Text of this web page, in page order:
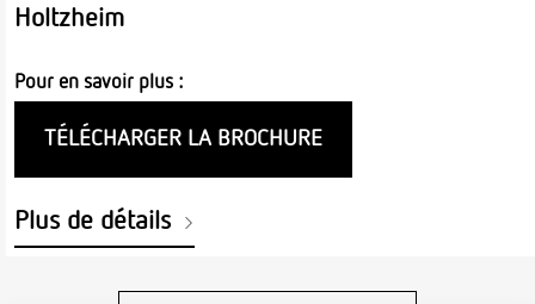
Holtzheim
Pour en savoir plus :
TÉLÉCHARGER LA BROCHURE
Plus de détails